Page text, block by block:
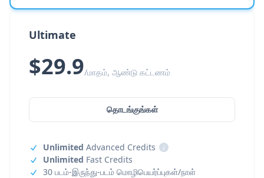
Ultimate
$29.9/மாதம், ஆண்டு கட்டணம்
தொடங்குங்கள்
Unlimited Advanced Credits
i
Unlimited Fast Credits
30 படம்-இருந்து-படம் மொழிபெயர்ப்புகள்/நாள்